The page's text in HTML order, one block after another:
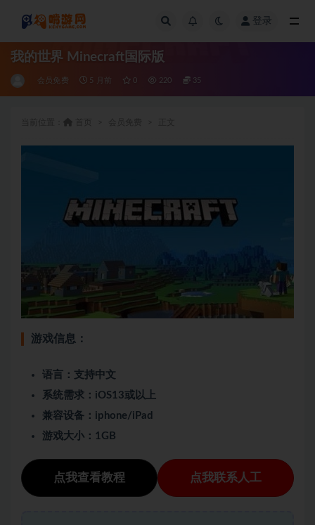
登录
我的世界 Minecraft国际版
会员免费 5 月前 0 220 35
游戏信息：
语言：支持中文
系统需求：iOS13或以上
兼容设备：iphone/iPad
游戏大小：1GB
点我查看教程 点我联系人工